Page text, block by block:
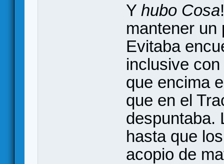
Y hubo Cosa
mantener un
Evitaba
inclusive
que encima
que en el
despuntaba.
hasta que
acopio de